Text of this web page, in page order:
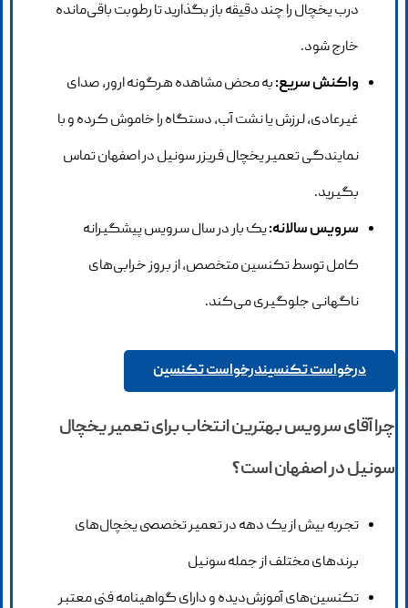
درب یخچال را چند دقیقه باز بگذارید تا رطوبت باقی‌مانده
خارج شود.
واکنش سریع:به محض مشاهده هرگونه ارور، صدای
غیرعادی، لرزش یا نشت آب، دستگاه را خاموش کرده و با
نمایندگی تعمیر یخچال فریزر سونیل در اصفهان تماس
بگیرید.
سرویس سالانه:یک بار در سال سرویس پیشگیرانه
کامل توسط تکنسین متخصص، از بروز خرابی‌های
ناگهانی جلوگیری می‌کند.
درخواست تکنسیندرخواست تکنسین
چرا آقای سرویس بهترین انتخاب برای تعمیر یخچال
سونیل در اصفهان است؟
تجربه بیش از یک دهه در تعمیر تخصصی یخچال‌های
برندهای مختلف از جمله سونیل
تکنسین‌های آموزش‌دیده و دارای گواهینامه فنی معتبر